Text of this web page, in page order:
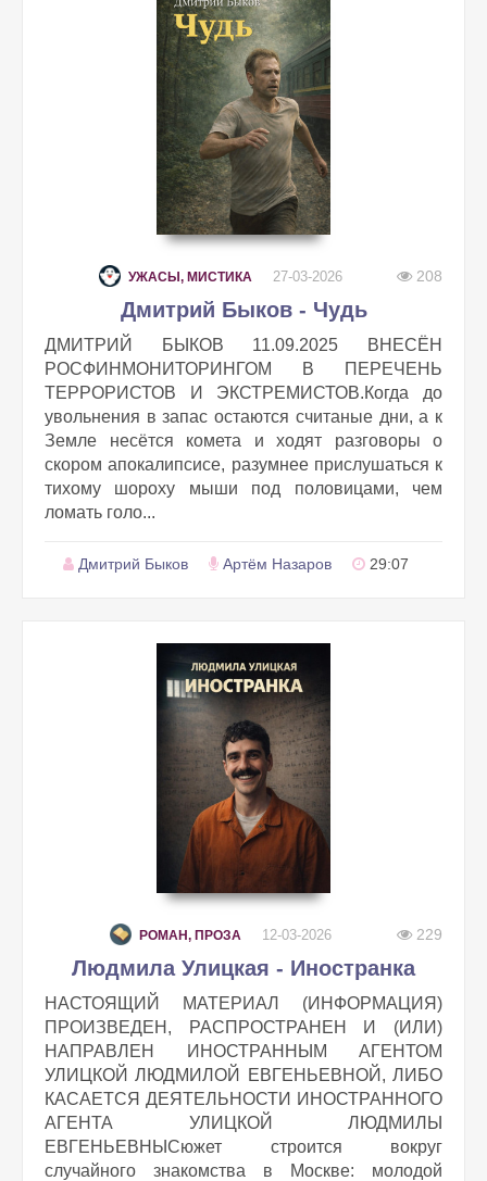
УЖАСЫ, МИСТИКА 27-03-2026 208
Дмитрий Быков - Чудь
ДМИТРИЙ БЫКОВ 11.09.2025 ВНЕСЁН
РОСФИНМОНИТОРИНГОМ В ПЕРЕЧЕНЬ
ТЕРРОРИСТОВ И ЭКСТРЕМИСТОВ.Когда до
увольнения в запас остаются считаные дни, а к
Земле несётся комета и ходят разговоры о
скором апокалипсисе, разумнее прислушаться к
тихому шороху мыши под половицами, чем
ломать голо...
Дмитрий Быков Артём Назаров 29:07
РОМАН, ПРОЗА 12-03-2026 229
Людмила Улицкая - Иностранка
НАСТОЯЩИЙ МАТЕРИАЛ (ИНФОРМАЦИЯ)
ПРОИЗВЕДЕН, РАСПРОСТРАНЕН И (ИЛИ)
НАПРАВЛЕН ИНОСТРАННЫМ АГЕНТОМ
УЛИЦКОЙ ЛЮДМИЛОЙ ЕВГЕНЬЕВНОЙ, ЛИБО
КАСАЕТСЯ ДЕЯТЕЛЬНОСТИ ИНОСТРАННОГО
АГЕНТА УЛИЦКОЙ ЛЮДМИЛЫ
ЕВГЕНЬЕВНЫСюжет строится вокруг
случайного знакомства в Москве: молодой